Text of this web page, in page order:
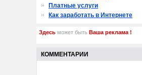
Платные услуги
Как заработать в Интернете
Здесь может быть Ваша реклама !
КОММЕНТАРИИ